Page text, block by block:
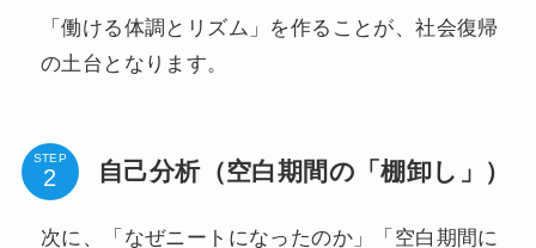
「働ける体調とリズム」を作ることが、社会復帰
の土台となります。
STEP 自己分析（空白期間の「棚卸し」）
次に、「なぜニートになったのか」「空白期間に